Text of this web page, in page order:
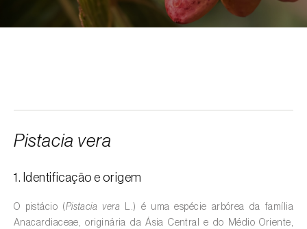
Alface (Lactuca sativa)
Alho-francês (Allium porrum
Ambientes aquáticos (
de tratamento de águas residuais)
Pistacia vera
1. Identificação e origem
O pistácio (Pistacia vera L.) é uma espécie arbórea da família
Anacardiaceae, originária da Ásia Central e do Médio Oriente,